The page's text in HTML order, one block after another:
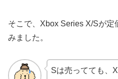
そこで、Xbox Series X/Sが定
みました。
Sは売ってても、